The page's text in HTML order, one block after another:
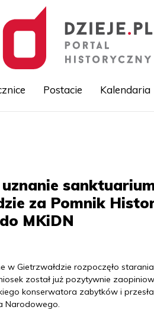
Postacie Kalendaria
za Pomnik
MKiDN
w Gietrzwałdzie rozpoczęło
został już pozytywnie
konserwatora zabytków i
Narodowego.